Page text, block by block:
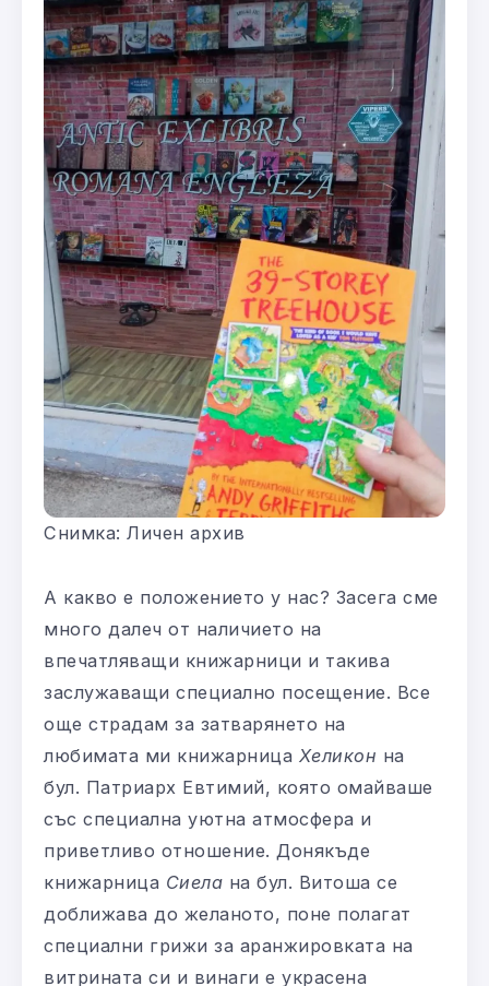
Снимка: Личен архив
А какво е положението у нас? Засега сме
много далеч от наличието на
впечатляващи книжарници и такива
заслужаващи специално посещение. Все
още страдам за затварянето на
любимата ми книжарница Хеликон на
бул. Патриарх Евтимий, която омайваше
със специална уютна атмосфера и
приветливо отношение. Донякъде
книжарница Сиела на бул. Витоша се
доближава до желаното, поне полагат
специални грижи за аранжировката на
витрината си и винаги е украсена